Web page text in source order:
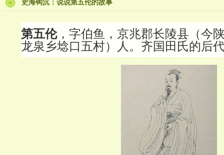
史海钩沉：说说第五伦的故事
第五伦，字伯鱼，京兆郡长陵县（今
龙泉乡埝口五村）人。齐国田氏的后